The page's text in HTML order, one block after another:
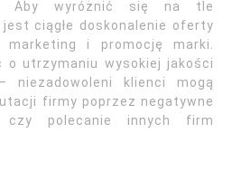
Aby wyróżnić się na tle
ciągłe doskonalenie oferty
i promocję marki.
o utrzymaniu wysokiej jakości
niezadowoleni klienci mogą
firmy poprzez negatywne
polecanie innych firm